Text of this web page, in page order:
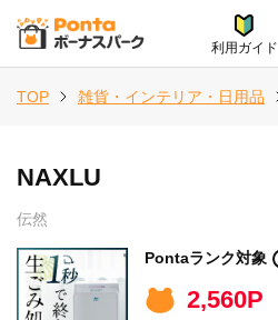
利用ガイド
TOP 雑貨・インテリア・日用品
NAXLU
伝然
Pontaランク対象
2,560P